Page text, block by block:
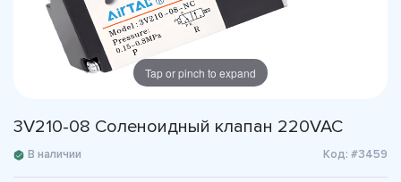
Tap or pinch to expand
3V210-08 Соленоидный клапан 220VAC
В наличии Код: #3459